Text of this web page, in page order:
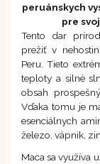
peruánskych
pre
Tento dar
prežiť v
Peru. Tieto
teploty a silné
obsah
Vďaka tomu je
esenciálnych
železo, vápnik,
Maca sa využíva